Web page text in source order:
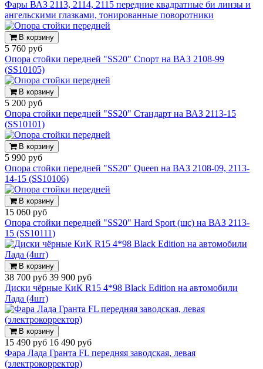
Фары ВАЗ 2113, 2114, 2115 передние квадратные би линзы и
ангельскими глазками, тонированные поворотники
В корзину
5 760 руб
Опора стойки передней "SS20" Спорт на ВАЗ 2108-99
(SS10105)
В корзину
5 200 руб
Опора стойки передней "SS20" Стандарт на ВАЗ 2113-15
(SS10101)
В корзину
5 990 руб
Опора стойки передней "SS20" Queen на ВАЗ 2108-09, 2113-
14-15 (SS10106)
В корзину
15 060 руб
Опора стойки передней "SS20" Hard Sport (шс) на ВАЗ 2113-
15 (SS10111)
В корзину
38 700 руб 39 900 руб
Диски чёрные КиК R15 4*98 Black Edition на автомобили
Лада (4шт)
В корзину
15 490 руб 16 490 руб
Фара Лада Гранта FL передняя заводская, левая
(электрокорректор)